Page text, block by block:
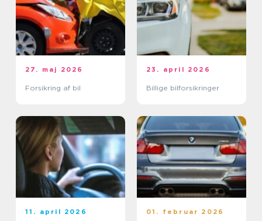
27. maj 2026
Forsikring af bil
23. april 2026
Billige bilforsikringer
11. april 2026 01. februar 2026